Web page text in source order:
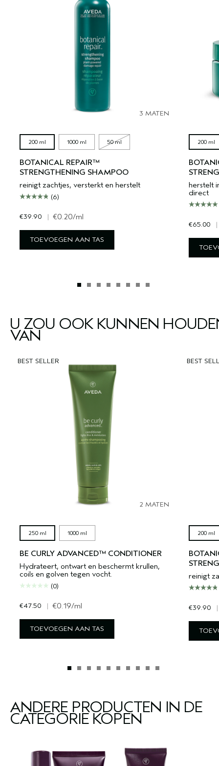
3 MATEN
200 ml 1000 ml 50 ml
BOTANICAL REPAIR™
STRENGTHENING SHAMPOO
reinigt zachtjes, versterkt en herstelt
(6)
€39.90 | €0.20/ml
TOEVOEGEN AAN TAS
200 ml
herstelt
direct
€65.00 |
U ZOU OOK KUNNEN
VAN
BEST SELLER
2 MATEN
250 ml 1000 ml
BE CURLY ADVANCED™ CONDITIONER
Hydrateert, ontwart en beschermt krullen,
coils en golven tegen vocht.
(0)
€47.50 | €0.19/ml
TOEVOEGEN AAN TAS
BEST
200 ml
reinigt
€39.90 |
ANDERE PRODUCTEN IN DE
CATEGORIE KOPEN